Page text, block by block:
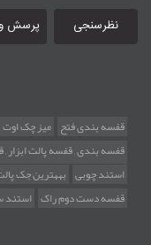
نظرسنجی پرسش
قفسه بندی فتح میز چک اوت
قفسه بندی , قفسه پالت ابزار
قفسه استوک , پالت زیر باری ,
قفسه پیچ ومهره ای , قفسه
قفسه دژپاد , قفسه نردبان
استند چوبی بههترین جک
قفسه دست دوم راک استند